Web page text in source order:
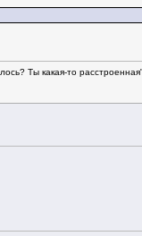
Ты какая-то